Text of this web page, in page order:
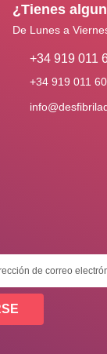
¿Tienes
De Lunes a
+34 919 011
+34 919 011